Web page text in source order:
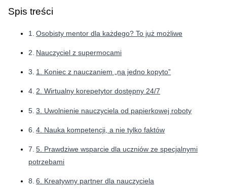
Spis treści
Osobisty mentor dla każdego? To już możliwe
Nauczyciel z supermocami
1. Koniec z nauczaniem „na jedno kopyto”
2. Wirtualny korepetytor dostępny 24/7
3. Uwolnienie nauczyciela od papierkowej roboty
4. Nauka kompetencji, a nie tylko faktów
5. Prawdziwe wsparcie dla uczniów ze specjalnymi
potrzebami
6. Kreatywny partner dla nauczyciela